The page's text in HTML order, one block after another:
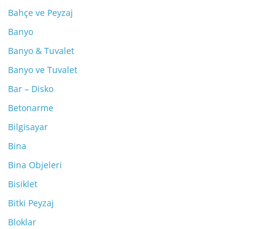
Bahçe ve Peyzaj
Banyo
Banyo & Tuvalet
Banyo ve Tuvalet
Bar – Disko
Betonarme
Bilgisayar
Bina
Bina Objeleri
Bisiklet
Bitki Peyzaj
Bloklar